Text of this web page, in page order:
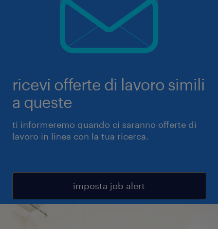
ricevi offerte di lavoro simili
a queste
ti informeremo quando ci saranno offerte di
lavoro in linea con la tua ricerca.
imposta job alert